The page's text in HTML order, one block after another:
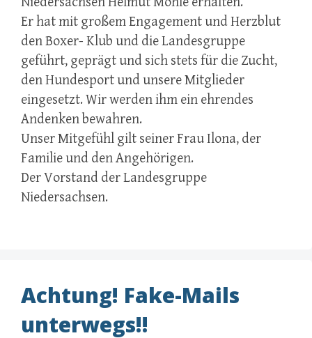
Er hat mit großem Engagement und Herzblut
den Boxer- Klub und die Landesgruppe
geführt, geprägt und sich stets für die Zucht,
den Hundesport und unsere Mitglieder
eingesetzt. Wir werden ihm ein ehrendes
Andenken bewahren.
Unser Mitgefühl gilt seiner Frau Ilona, der
Familie und den Angehörigen.
Der Vorstand der Landesgruppe
Niedersachsen.
Achtung! Fake-Mails
unterwegs!!